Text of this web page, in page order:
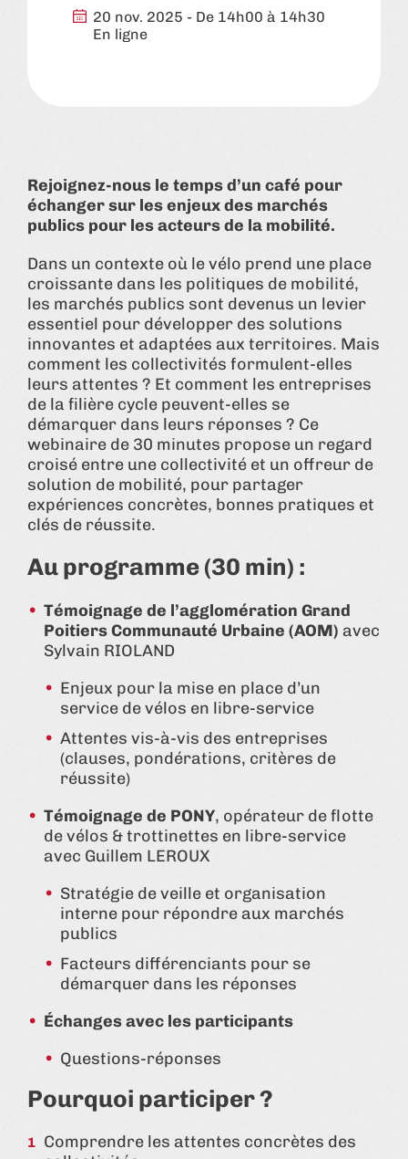
20 nov. 2025 - De 14h00 à 14h30
En ligne
Rejoignez-nous le temps d’un café pour
échanger sur les enjeux des marchés
publics pour les acteurs de la mobilité.
Dans un contexte où le vélo prend une place
croissante dans les politiques de mobilité,
les marchés publics sont devenus un levier
essentiel pour développer des solutions
innovantes et adaptées aux territoires. Mais
comment les collectivités formulent-elles
leurs attentes ? Et comment les entreprises
de la filière cycle peuvent-elles se
démarquer dans leurs réponses ? Ce
webinaire de 30 minutes propose un regard
croisé entre une collectivité et un offreur de
solution de mobilité, pour partager
expériences concrètes, bonnes pratiques et
clés de réussite.
Au programme (30 min) :
Témoignage de l’agglomération Grand
Poitiers Communauté Urbaine (AOM) avec
Sylvain RIOLAND
Enjeux pour la mise en place d’un
service de vélos en libre-service
Attentes vis-à-vis des entreprises
(clauses, pondérations, critères de
réussite)
Témoignage de PONY, opérateur de flotte
de vélos & trottinettes en libre-service
avec Guillem LEROUX
Stratégie de veille et organisation
interne pour répondre aux marchés
publics
Facteurs différenciants pour se
démarquer dans les réponses
Échanges avec les participants
Questions-réponses
Pourquoi participer ?
Comprendre les attentes concrètes des